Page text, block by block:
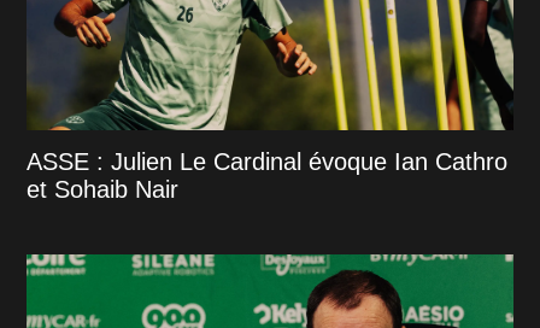
ASSE : Julien Le Cardinal évoque Ian Cathro
et Sohaib Nair